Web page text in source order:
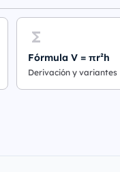
Fórmula V = πr²h
Derivación y variantes